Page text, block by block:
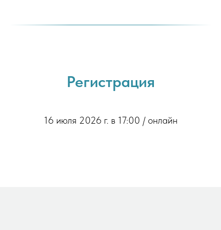
Регистрация
16 июля 2026 г. в 17:00 / онлайн